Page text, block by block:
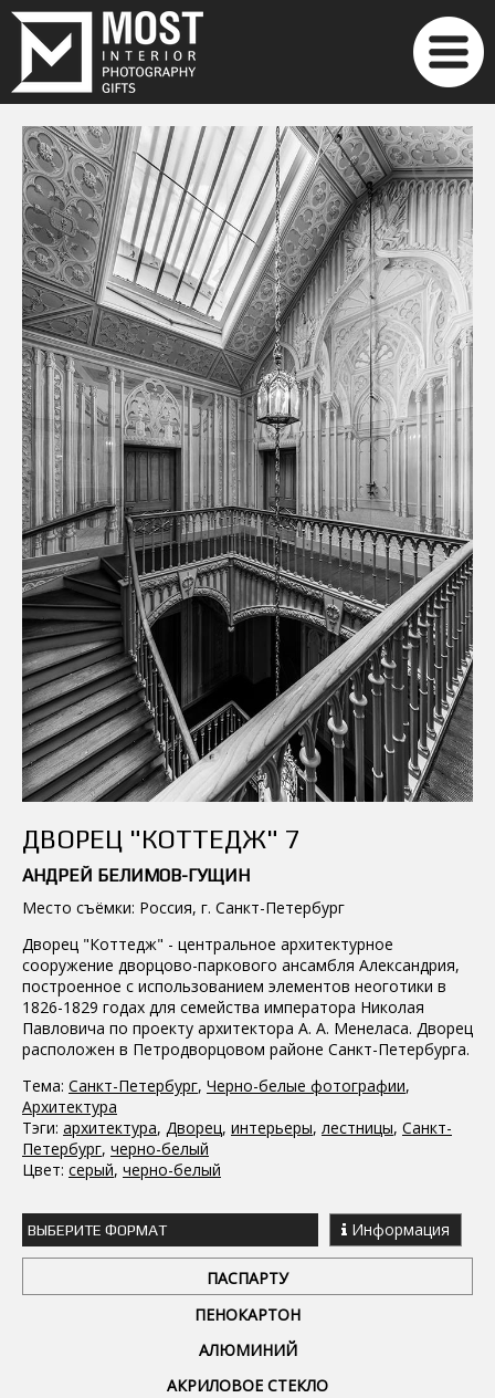
ДВОРЕЦ "КОТТЕДЖ" 7
АНДРЕЙ БЕЛИМОВ-ГУЩИН
Место съёмки: Россия, г. Санкт-Петербург
Дворец "Коттедж" - центральное архитектурное
сооружение дворцово-паркового ансамбля Александрия,
построенное с использованием элементов неоготики в
1826-1829 годах для семейства императора Николая
Павловича по проекту архитектора А. А. Менеласа. Дворец
расположен в Петродворцовом районе Санкт-Петербурга.
Тема: Санкт-Петербург, Черно-белые фотографии,
Архитектура
Тэги: архитектура, Дворец, интерьеры, лестницы, Санкт-
Петербург, черно-белый
Цвет: серый, черно-белый
ВЫБЕРИТЕ ФОРМАТ Информация
ПАСПАРТУ
ПЕНОКАРТОН
АЛЮМИНИЙ
АКРИЛОВОЕ СТЕКЛО